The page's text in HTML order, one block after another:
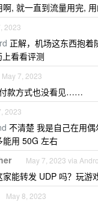
啊, 就一直到流量用完,
2023
正解，机场这东西抱着
看看评测
May 7, 2023
款方式也没看见……
2023
不清楚 我是自己在用
能用 50G 左右
May 7, 2023 via
家能转发 UDP 吗？玩游
May 8, 2023